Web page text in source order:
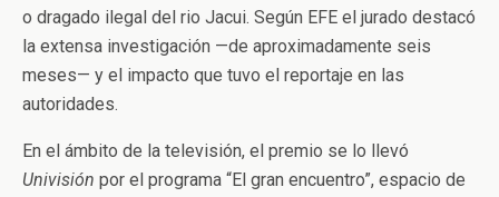
o dragado ilegal del rio Jacui. Según EFE el jurado destacó
la extensa investigación —de aproximadamente seis
meses— y el impacto que tuvo el reportaje en las
autoridades.
En el ámbito de la televisión, el premio se lo llevó
Univisión por el programa “El gran encuentro”, espacio de